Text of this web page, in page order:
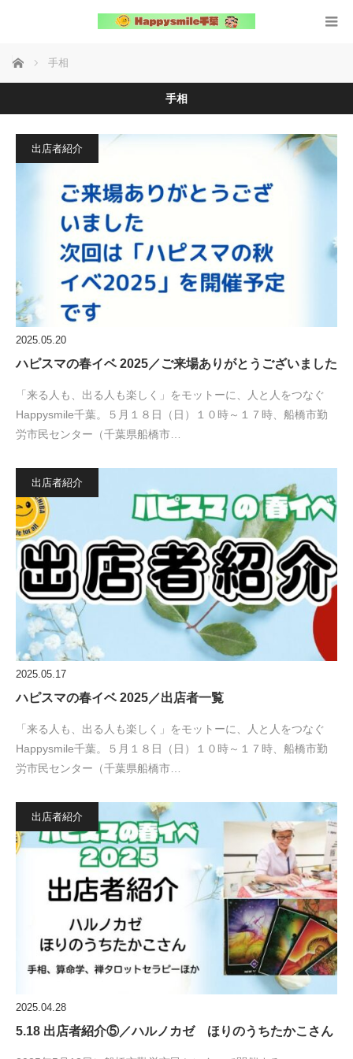
ホーム 手相
手相
出店者紹介
2025.05.20
ハピスマの春イベ 2025／ご来場ありがとうございました
「来る人も、出る人も楽しく」をモットーに、人と人をつなぐ
Happysmile千葉。５月１８日（日）１０時～１７時、船橋市勤
労市民センター（千葉県船橋市…
出店者紹介
2025.05.17
ハピスマの春イベ 2025／出店者一覧
「来る人も、出る人も楽しく」をモットーに、人と人をつなぐ
Happysmile千葉。５月１８日（日）１０時～１７時、船橋市勤
労市民センター（千葉県船橋市…
出店者紹介
2025.04.28
5.18 出店者紹介⑤／ハルノカゼ ほりのうちたかこさん